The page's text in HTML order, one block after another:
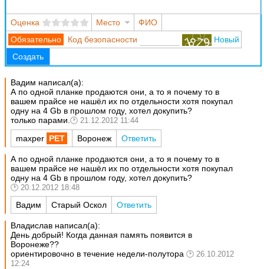
Оценка Место
ФИО
Код безопасности
Новый
Создать
Вадим написал(а):
А по одной планке продаются они, а то я почему то в
вашем прайсе не нашёл их по отдельности хотя покупал
одну на 4 Gb в прошлом году, хотел докупить?
только парами.
21.12.2012 11:44
maxper Воронеж Ответить
А по одной планке продаются они, а то я почему то в
вашем прайсе не нашёл их по отдельности хотя покупал
одну на 4 Gb в прошлом году, хотел докупить?
20.12.2012 18:48
Вадим Старый Оскол Ответить
Владислав написал(а):
День добрый! Когда данная память появится в
Воронеже??
ориентировочно в течение недели-полутора
26.10.2012
12:24